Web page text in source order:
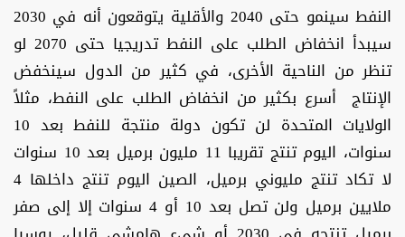
النفط سينمو حتى 2040 والأقلية يتوقعون أنه في 2030
سيبدأ انخفاض الطلب على النفط تدريجيا حتى 2070 لو
تنظر من الناحية الأخرى، في كثير من الدول سينخفض
الإنتاج أسرع بكثير من انخفاض الطلب على النفط، مثلاً
الولايات المتحدة لن تكون دولة منتجة للنفط بعد 10
سنوات، اليوم تنتج تقريبا 11 مليون برميل بعد 10 سنوات
لا تكاد تنتج مليوني برميل، الصين اليوم تنتج داخلها 4
ملايين برميل ولن تصل بعد 10 أو 4 سنوات إلا إلى صفر